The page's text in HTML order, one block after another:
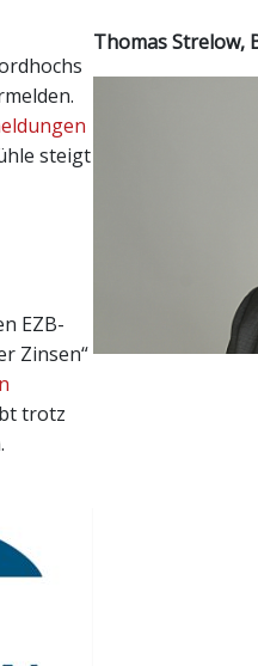
steigt
EZB-
Zinsen“
trotz
Thomas Strelow,